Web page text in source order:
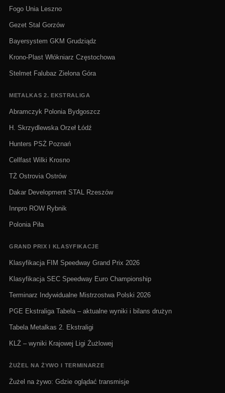
Fogo Unia Leszno
Gezet Stal Gorzów
Bayersystem GKM Grudziądz
Krono-Plast Włókniarz Częstochowa
Stelmet Falubaz Zielona Góra
METALKAS 2. EKSTRALIGA
Abramczyk Polonia Bydgoszcz
H. Skrzydlewska Orzeł Łódź
Hunters PSŻ Poznań
Cellfast Wilki Krosno
TŻ Ostrovia Ostrów
Dakar Development STAL Rzeszów
Innpro ROW Rybnik
Polonia Piła
GRAND PRIX I KLASYFIKACJE
Klasyfikacja FIM Speedway Grand Prix 2026
Klasyfikacja SEC Speedway Euro Championship
Terminarz Indywidualne Mistrzostwa Polski 2026
PGE Ekstraliga Tabela – aktualne wyniki i bilans drużyn
Tabela Metalkas 2. Ekstraligi
KLŻ – wyniki Krajowej Ligi Żużlowej
ŻUŻEL NA ŻYWO I TERMINARZE
Żużel na żywo: Gdzie oglądać transmisje